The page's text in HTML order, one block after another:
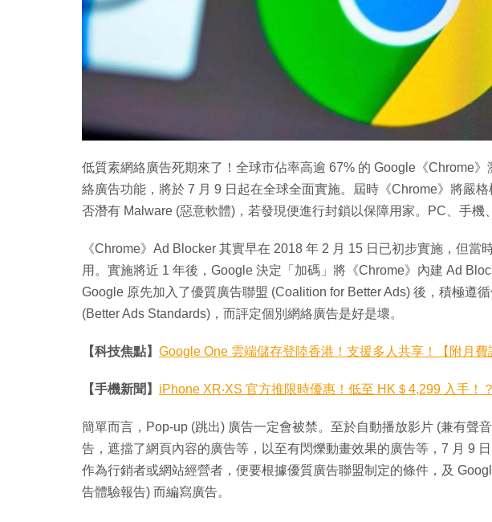
低質素網絡廣告死期來了！全球市佔率高逾 67% 的 Google《Chrome
絡廣告功能，將於 7 月 9 日起在全球全面實施。屆時《Chrome》將嚴
否潛有 Malware (惡意軟體)，若發現便進行封鎖以保障用家。PC、手機
《Chrome》Ad Blocker 其實早在 2018 年 2 月 15 日已初步實施，但當
用。實施將近 1 年後，Google 決定「加碼」將《Chrome》內建 Ad
Google 原先加入了優質廣告聯盟 (Coalition for Better Ads) 後，積極遵
(Better Ads Standards)，而評定個別網絡廣告是好是壞。
【科技焦點】 Google One 雲端儲存登陸香港！支援多人共享！【附月費
【手機新聞】 iPhone XR‧XS 官方推限時優惠！低至 HK＄4,299 入手！？
簡單而言，Pop-up (跳出) 廣告一定會被禁。至於自動播放影片 (兼有聲
告，遮擋了網頁內容的廣告等，以至有閃爍動畫效果的廣告等，7 月 9
作為行銷者或網站經營者，便要根據優質廣告聯盟制定的條件，及
告體驗報告) 而編寫廣告。